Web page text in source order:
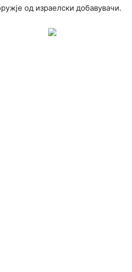
од израeлски добавувачи.